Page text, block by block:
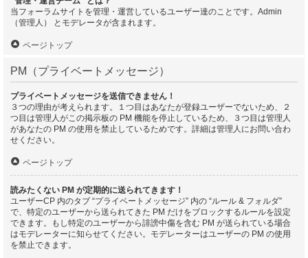
当フォーラムサイトを管理・運営しているユーザー達のことです。Admin
（管理人） とモデレータが含まれます。
ページトップ
PM（プライベートメッセージ）
プライベートメッセージを送信できません！
３つの理由が考えられます。１つ目はあなたが登録ユーザーでないため、２
つ目は管理人がこの掲示板の PM 機能を停止しているため、３つ目は管理人
があなたの PM の使用を禁止しているためです。詳細は管理人にお問い合わ
せください。
ページトップ
読みたくない PM が定期的に送られてきます！
ユーザーCP 内のタブ “プライベートメッセージ” 内の “ルール & フォルダ”
で、特定のユーザーから送られてきた PM だけをブロックするルールを設定
できます。もし特定のユーザーから誹謗中傷を含む PM が送られている場合
はモデレーターに知らせてください。モデレーターはユーザーの PM の使用
を禁止できます。